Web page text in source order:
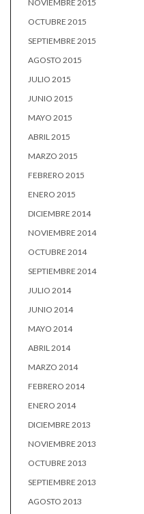
NOVIEMBRE 2015
OCTUBRE 2015
SEPTIEMBRE 2015
AGOSTO 2015
JULIO 2015
JUNIO 2015
MAYO 2015
ABRIL 2015
MARZO 2015
FEBRERO 2015
ENERO 2015
DICIEMBRE 2014
NOVIEMBRE 2014
OCTUBRE 2014
SEPTIEMBRE 2014
JULIO 2014
JUNIO 2014
MAYO 2014
ABRIL 2014
MARZO 2014
FEBRERO 2014
ENERO 2014
DICIEMBRE 2013
NOVIEMBRE 2013
OCTUBRE 2013
SEPTIEMBRE 2013
AGOSTO 2013